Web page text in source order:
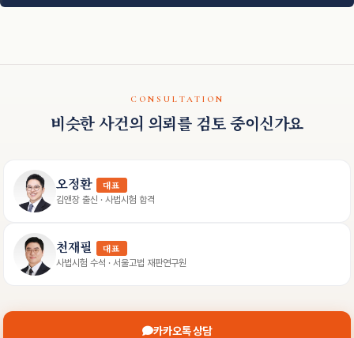
CONSULTATION
비슷한 사건의 의뢰를 검토 중이신가요
오정환 대표
김앤장 출신 · 사법시험 합격
천재필 대표
사법시험 수석 · 서울고법 재판연구원
카카오톡 상담